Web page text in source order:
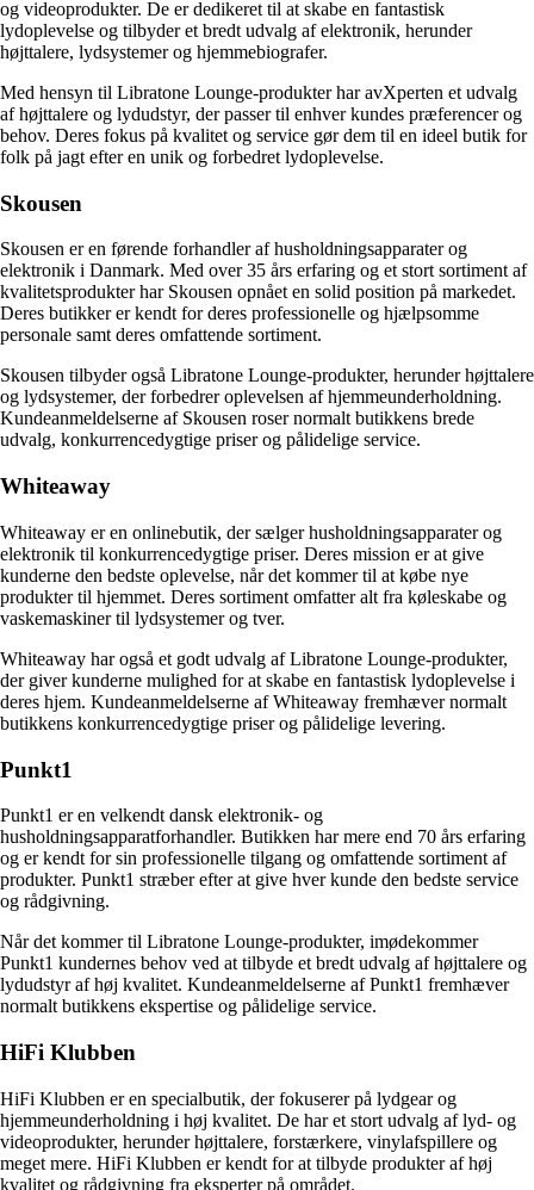
og videoprodukter. De er dedikeret til at skabe en fantastisk
lydoplevelse og tilbyder et bredt udvalg af elektronik, herunder
højttalere, lydsystemer og hjemmebiografer.
Med hensyn til Libratone Lounge-produkter har avXperten et udvalg
af højttalere og lydudstyr, der passer til enhver kundes præferencer og
behov. Deres fokus på kvalitet og service gør dem til en ideel butik for
folk på jagt efter en unik og forbedret lydoplevelse.
Skousen
Skousen er en førende forhandler af husholdningsapparater og
elektronik i Danmark. Med over 35 års erfaring og et stort sortiment af
kvalitetsprodukter har Skousen opnået en solid position på markedet.
Deres butikker er kendt for deres professionelle og hjælpsomme
personale samt deres omfattende sortiment.
Skousen tilbyder også Libratone Lounge-produkter, herunder højttalere
og lydsystemer, der forbedrer oplevelsen af hjemmeunderholdning.
Kundeanmeldelserne af Skousen roser normalt butikkens brede
udvalg, konkurrencedygtige priser og pålidelige service.
Whiteaway
Whiteaway er en onlinebutik, der sælger husholdningsapparater og
elektronik til konkurrencedygtige priser. Deres mission er at give
kunderne den bedste oplevelse, når det kommer til at købe nye
produkter til hjemmet. Deres sortiment omfatter alt fra køleskabe og
vaskemaskiner til lydsystemer og tver.
Whiteaway har også et godt udvalg af Libratone Lounge-produkter,
der giver kunderne mulighed for at skabe en fantastisk lydoplevelse i
deres hjem. Kundeanmeldelserne af Whiteaway fremhæver normalt
butikkens konkurrencedygtige priser og pålidelige levering.
Punkt1
Punkt1 er en velkendt dansk elektronik- og
husholdningsapparatforhandler. Butikken har mere end 70 års erfaring
og er kendt for sin professionelle tilgang og omfattende sortiment af
produkter. Punkt1 stræber efter at give hver kunde den bedste service
og rådgivning.
Når det kommer til Libratone Lounge-produkter, imødekommer
Punkt1 kundernes behov ved at tilbyde et bredt udvalg af højttalere og
lydudstyr af høj kvalitet. Kundeanmeldelserne af Punkt1 fremhæver
normalt butikkens ekspertise og pålidelige service.
HiFi Klubben
HiFi Klubben er en specialbutik, der fokuserer på lydgear og
hjemmeunderholdning i høj kvalitet. De har et stort udvalg af lyd- og
videoprodukter, herunder højttalere, forstærkere, vinylafspillere og
meget mere. HiFi Klubben er kendt for at tilbyde produkter af høj
kvalitet og rådgivning fra eksperter på området.